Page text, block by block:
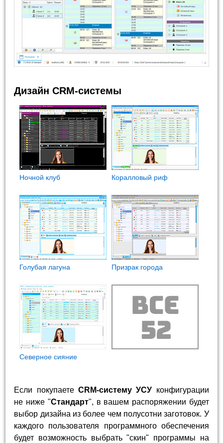
Дизайн CRM-системы
Ночной клуб Коралловый риф
Голубая лагуна Призрак города
Северное сияние
Если покупаете CRM-систему УСУ конфигурации
не ниже "Стандарт", в вашем распоряжении будет
выбор дизайна из более чем полусотни заготовок. У
каждого пользователя программного обеспечения
будет возможность выбрать "скин" программы на